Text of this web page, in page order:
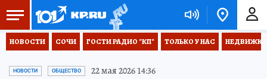
НОВОСТИ СОЧИ ГОСТИ РАДИО "КП" ТОЛЬКО У НАС НЕДВИЖКА
НОВОСТИ ОБЩЕСТВО 22 мая 2026 14:36